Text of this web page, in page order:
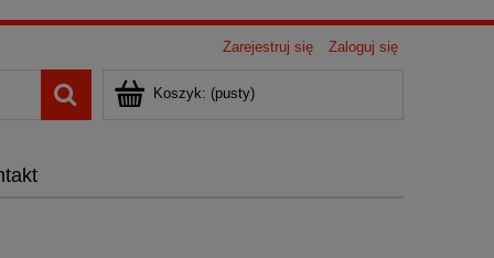
Zarejestruj się Zaloguj się
Koszyk: (pusty)